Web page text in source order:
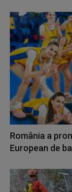
România a
European de